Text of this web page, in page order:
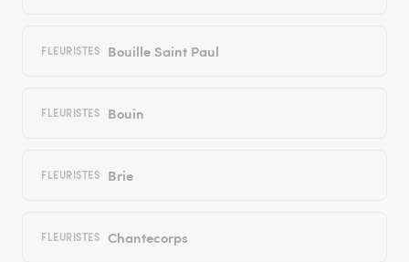
FLEURISTES Bouille Saint Paul
FLEURISTES Bouin
FLEURISTES Brie
FLEURISTES Chantecorps